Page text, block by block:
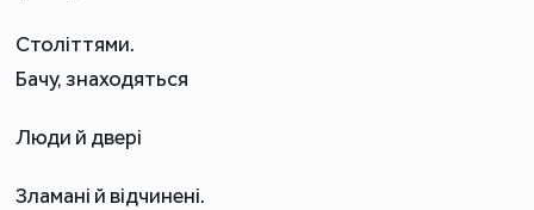
Століттями.
Бачу, знаходяться
Люди й двері
Зламані й відчинені.